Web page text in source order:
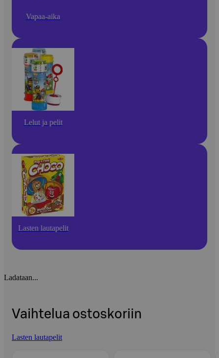
Vapaa-aika
Lelut ja pelit
Lasten lautapelit
Ladataan...
Vaihtelua ostoskoriin
Lasten lautapelit